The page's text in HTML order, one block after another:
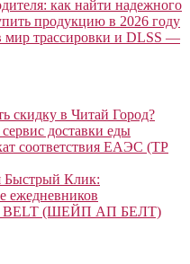
как найти надежного
продукцию в 2026 году
мир трассировки и DLSS —
скидку в Читай Город?
сервис доставки еды
соответствия ЕАЭС (ТР
Быстрый Клик:
ежедневников
BELT (ШЕЙП АП БЕЛТ)